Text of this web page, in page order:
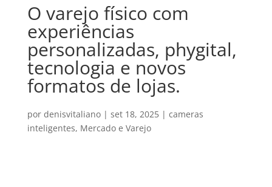
O varejo físico com
experiências
personalizadas, phygital,
tecnologia e novos
formatos de lojas.
por denisvitaliano| set 18, 2025| cameras
inteligentes, Mercado e Varejo